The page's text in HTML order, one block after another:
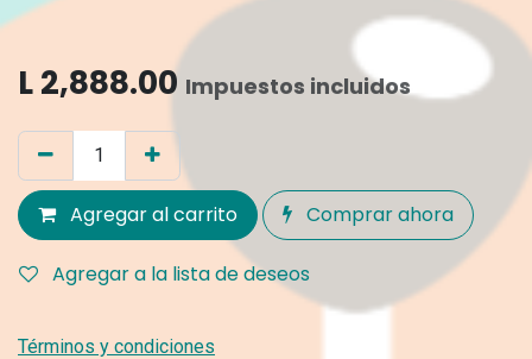
L2,888.00 Impuestos incluidos
Agregar al carrito Comprar ahora
Agregar a la lista de deseos
Términos y condiciones